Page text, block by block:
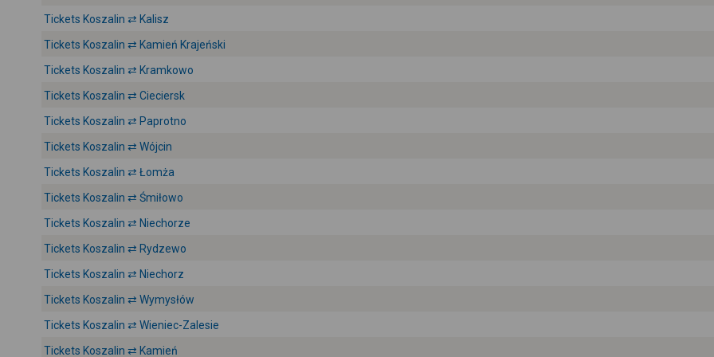
Tickets Koszalin ⇄ Kalisz
Tickets Koszalin ⇄ Kamień Krajeński
Tickets Koszalin ⇄ Kramkowo
Tickets Koszalin ⇄ Cieciersk
Tickets Koszalin ⇄ Paprotno
Tickets Koszalin ⇄ Wójcin
Tickets Koszalin ⇄ Łomża
Tickets Koszalin ⇄ Śmiłowo
Tickets Koszalin ⇄ Niechorze
Tickets Koszalin ⇄ Rydzewo
Tickets Koszalin ⇄ Niechorz
Tickets Koszalin ⇄ Wymysłów
Tickets Koszalin ⇄ Wieniec-Zalesie
Tickets Koszalin ⇄ Kamień